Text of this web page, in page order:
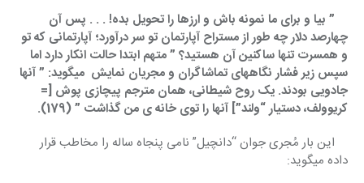
” بیا و برای ما نمونه باش و ارزها را تحویل بده! . . . پس آن
چهارصد دلار چه طور از مستراح آپارتمان تو سر درآورد؛ آپارتمانی که تو
و همسرت تنها ساکنین آن هستید؟ ” متهم ابتدا حالت انکار دارد اما
سپس زیر فشار نگاههای تماشاگران و مجریان نمایش  میگوید: ” آنها
جادویی بودند. یک روح شیطانی، همان مترجم پیچازی پوش [=
کریوولف، دستیار “ولند”] آنها را توی خانه ی من گذاشت ” (179).
این بار مُجری جوان “دانچیل” نامی پنجاه ساله را مخاطب قرار
داده میگوید: